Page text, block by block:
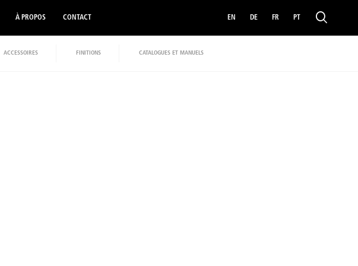
À PROPOS CONTACT EN DE FR PT
ACCESSOIRES FINITIONS CATALOGUES ET MANUELS